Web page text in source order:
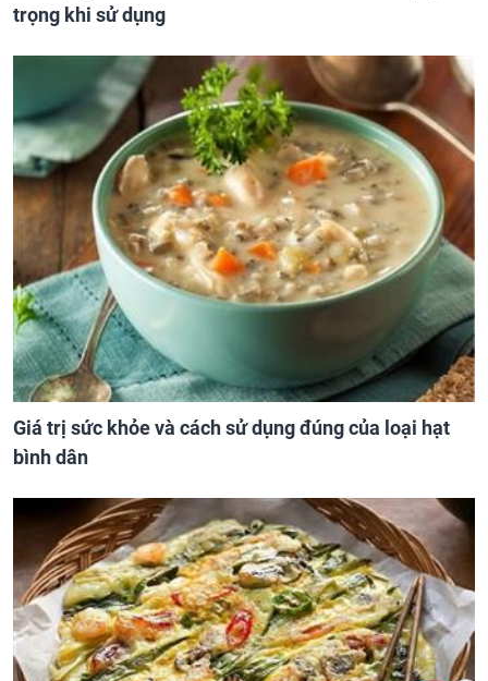
trọng khi sử dụng
Giá trị sức khỏe và cách sử dụng đúng của loại hạt
bình dân